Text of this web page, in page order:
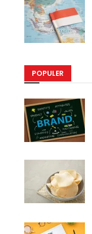
POPULER